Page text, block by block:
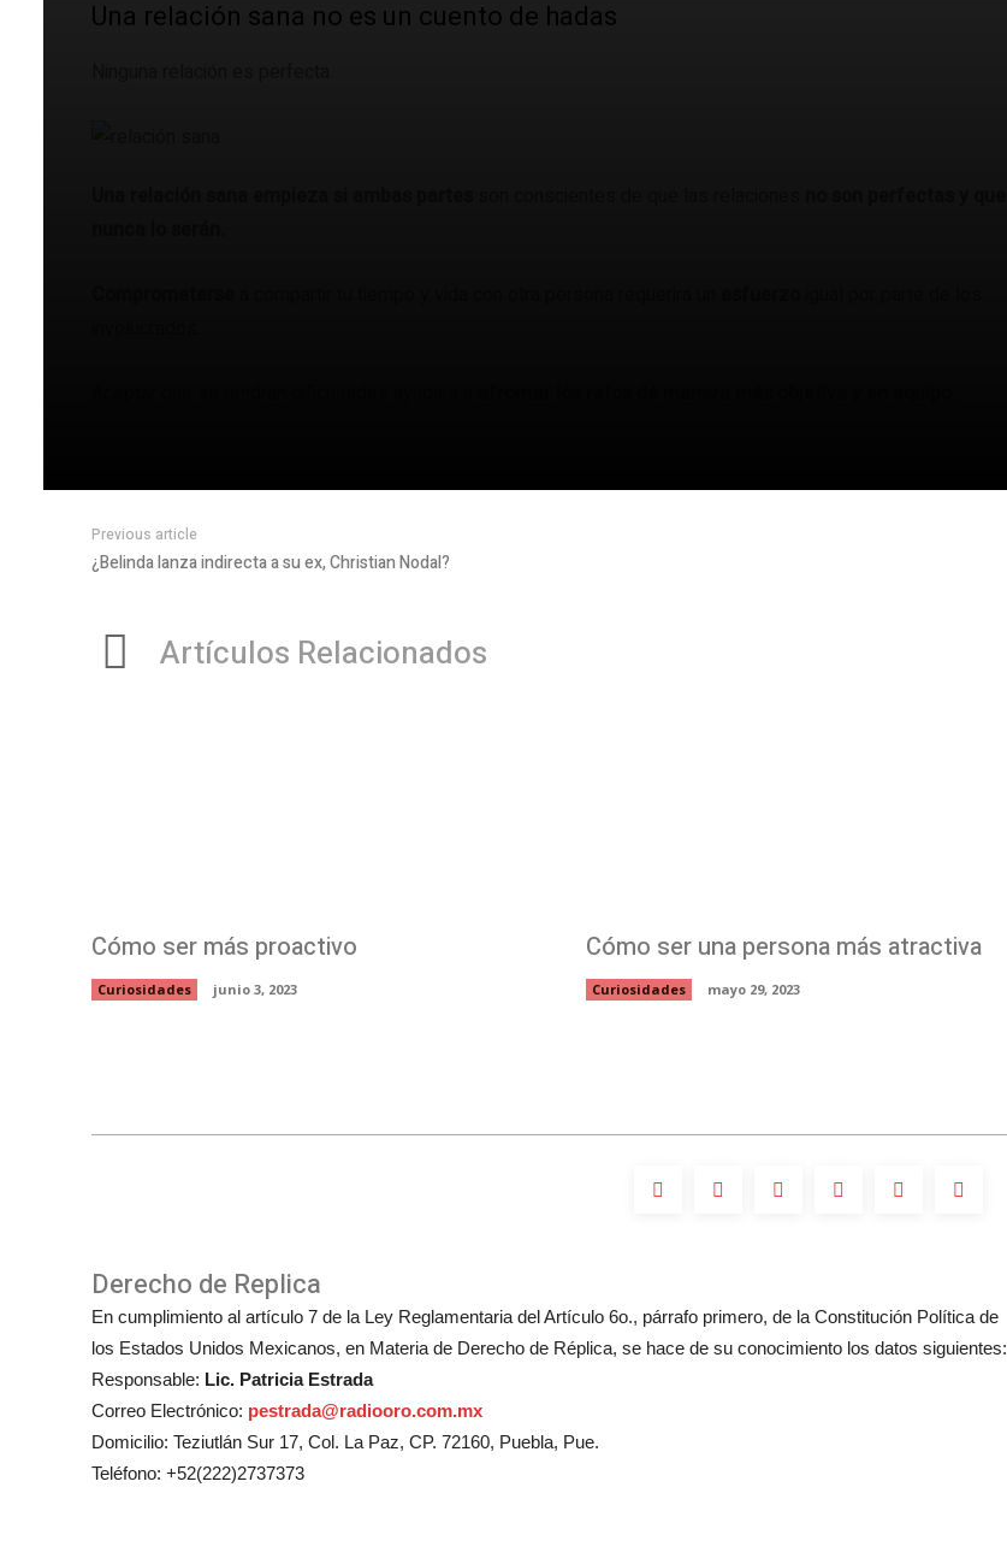
Una relación sana no es un cuento de hadas
Previous article
¿Belinda lanza indirecta a su ex, Christian Nodal?
Artículos Relacionados
Cómo ser más proactivo
Curiosidades junio 3, 2023
Cómo ser una persona más atractiva
Curiosidades mayo 29, 2023
Derecho de Replica
En cumplimiento al artículo 7 de la Ley Reglamentaria del Artículo 6o., párrafo primero, de la Constitución Política de
los Estados Unidos Mexicanos, en Materia de Derecho de Réplica, se hace de su conocimiento los datos siguientes:
Responsable: Lic. Patricia Estrada
Correo Electrónico: pestrada@radiooro.com.mx
Domicilio: Teziutlán Sur 17, Col. La Paz, CP. 72160, Puebla, Pue.
Teléfono: +52(222)2737373